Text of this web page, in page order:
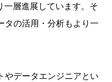
一層進展しています。そ
タの活用・分析もより一
やデータエンジニアとい